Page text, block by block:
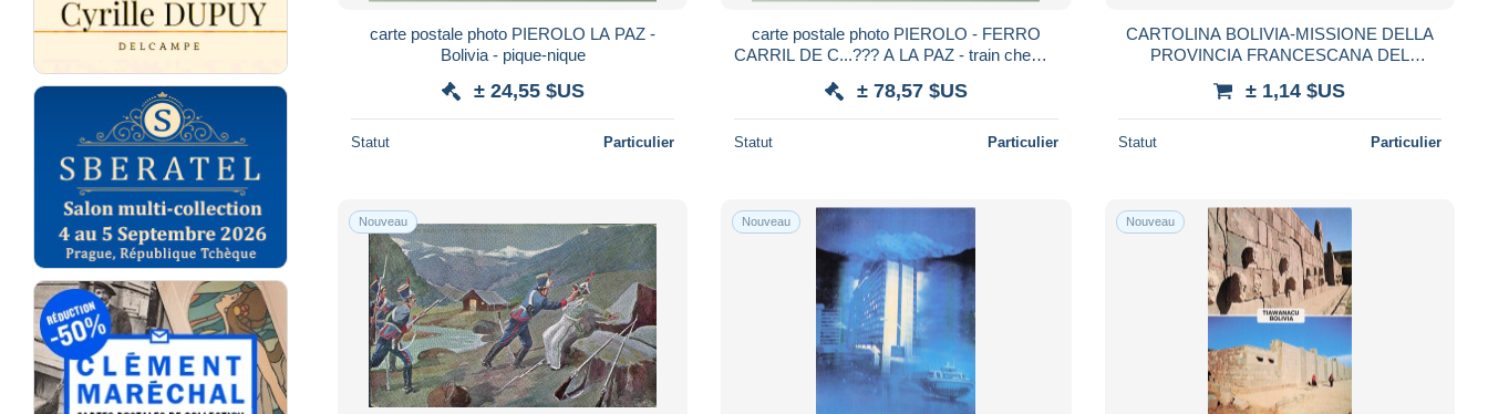
carte postale photo PIEROLO LA PAZ -
Bolivia - pique-nique
± 24,55 $US
Statut Particulier
carte postale photo PIEROLO - FERRO
CARRIL DE C...??? A LA PAZ - train chemin
± 78,57 $US
Statut Particulier
CARTOLINA BOLIVIA-MISSIONE DELLA
PROVINCIA FRANCESCANA DEL
RISTRUTTURATA-NON VIAGGIATA
± 1,14 $US
Statut Particulier
Nouveau Nouveau Nouveau